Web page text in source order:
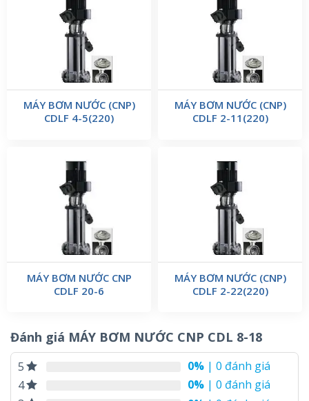
MÁY BƠM NƯỚC (CNP)
CDLF 4-5(220)
MÁY BƠM NƯỚC (CNP)
CDLF 2-11(220)
MÁY BƠM NƯỚC CNP
CDLF 20-6
MÁY BƠM NƯỚC (CNP)
CDLF 2-22(220)
Đánh giá MÁY BƠM NƯỚC CNP CDL 8-18
5 0% | 0 đánh giá
4
0% | 0 đánh giá